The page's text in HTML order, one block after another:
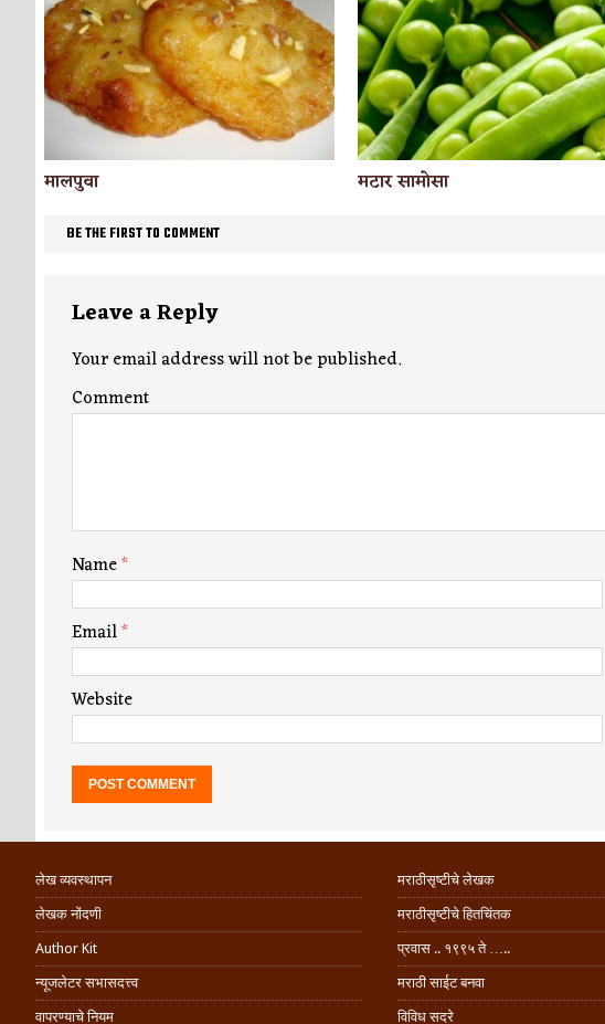
मालपुवा मटार सामोसा
BE THE FIRST TO COMMENT
Leave a Reply
Your email address will not be published.
Comment
Name*
Email*
Website
लेख व्यवस्थापन
लेखक नोंदणी
Author Kit
न्यूजलेटर सभासदत्त्व
वापरण्याचे नियम
मराठीसृष्टीचे लेखक
मराठीसृष्टीचे हितचिंतक
प्रवास .. १९९५ ते …..
मराठी साईट बनवा
विविध सदरे